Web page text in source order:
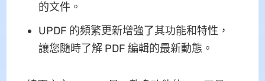
的文件。
UPDF 的頻繁更新增強了其功能和特性，
讓您隨時了解 PDF 編輯的最新動態。